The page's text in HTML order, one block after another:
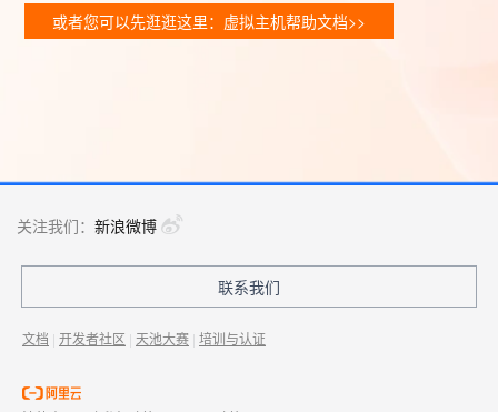
或者您可以先逛逛这里：虚拟主机帮助文档>>